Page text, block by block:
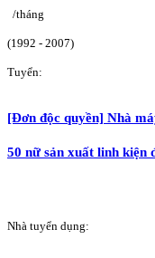
/tháng
(1992 - 2007)
Tuyển:
[Đơn độc quyền] Nhà
50 nữ sản xuất linh kiện
Nhà tuyển dụng: